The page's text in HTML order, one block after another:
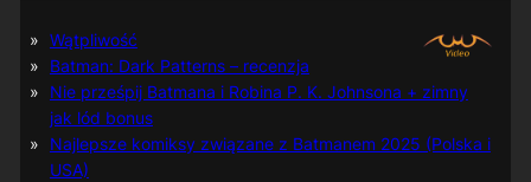
Wątpliwość
Batman: Dark Patterns – recenzja
Nie prześpij Batmana i Robina P. K. Johnsona + zimny
jak lód bonus
Najlepsze komiksy związane z Batmanem 2025 (Polska i
USA)